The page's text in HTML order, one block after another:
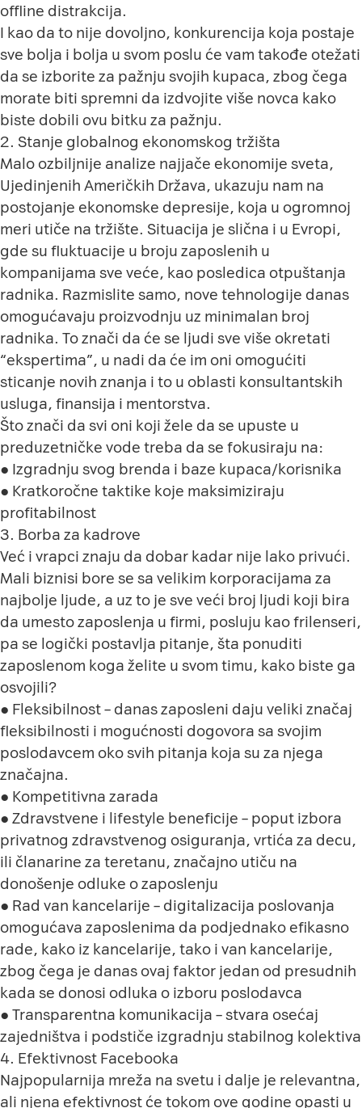
offline distrakcija.
I kao da to nije dovoljno, konkurencija koja postaje
sve bolja i bolja u svom poslu će vam takođe otežati
da se izborite za pažnju svojih kupaca, zbog čega
morate biti spremni da izdvojite više novca kako
biste dobili ovu bitku za pažnju.
2. Stanje globalnog ekonomskog tržišta
Malo ozbiljnije analize najjače ekonomije sveta,
Ujedinjenih Američkih Država, ukazuju nam na
postojanje ekonomske depresije, koja u ogromnoj
meri utiče na tržište. Situacija je slična i u Evropi,
gde su fluktuacije u broju zaposlenih u
kompanijama sve veće, kao posledica otpuštanja
radnika. Razmislite samo, nove tehnologije danas
omogućavaju proizvodnju uz minimalan broj
radnika. To znači da će se ljudi sve više okretati
“ekspertima”, u nadi da će im oni omogućiti
sticanje novih znanja i to u oblasti konsultantskih
usluga, finansija i mentorstva.
Što znači da svi oni koji žele da se upuste u
preduzetničke vode treba da se fokusiraju na:
● Izgradnju svog brenda i baze kupaca/korisnika
● Kratkoročne taktike koje maksimiziraju
profitabilnost
3. Borba za kadrove
Već i vrapci znaju da dobar kadar nije lako privući.
Mali biznisi bore se sa velikim korporacijama za
najbolje ljude, a uz to je sve veći broj ljudi koji bira
da umesto zaposlenja u firmi, posluju kao frilenseri,
pa se logički postavlja pitanje, šta ponuditi
zaposlenom koga želite u svom timu, kako biste ga
osvojili?
● Fleksibilnost – danas zaposleni daju veliki značaj
fleksibilnosti i mogućnosti dogovora sa svojim
poslodavcem oko svih pitanja koja su za njega
značajna.
● Kompetitivna zarada
● Zdravstvene i lifestyle beneficije – poput izbora
privatnog zdravstvenog osiguranja, vrtića za decu,
ili članarine za teretanu, značajno utiču na
donošenje odluke o zaposlenju
● Rad van kancelarije – digitalizacija poslovanja
omogućava zaposlenima da podjednako efikasno
rade, kako iz kancelarije, tako i van kancelarije,
zbog čega je danas ovaj faktor jedan od presudnih
kada se donosi odluka o izboru poslodavca
● Transparentna komunikacija – stvara osećaj
zajedništva i podstiče izgradnju stabilnog kolektiva
4. Efektivnost Facebooka
Najpopularnija mreža na svetu i dalje je relevantna,
ali njena efektivnost će tokom ove godine opasti u